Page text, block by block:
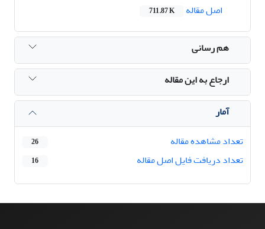
اصل مقاله
711.87 K
هم رسانی
ارجاع به این مقاله
آمار
تعداد مشاهده مقاله
26
تعداد دریافت فایل اصل مقاله 16